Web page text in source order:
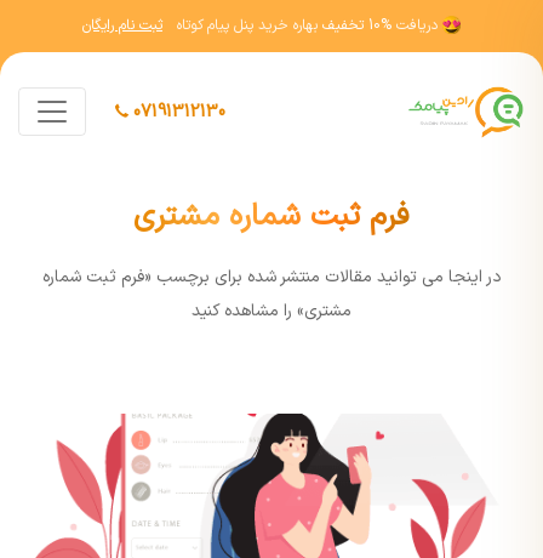
دریافت 10% تخفیف بهاره خرید پنل پیام کوتاه ثبت نام رایگان
07191312130
فرم ثبت شماره مشتری
در اينجا مي توانيد مقالات منتشر شده برای برچسب «فرم ثبت شماره
مشتری» را مشاهده کنيد